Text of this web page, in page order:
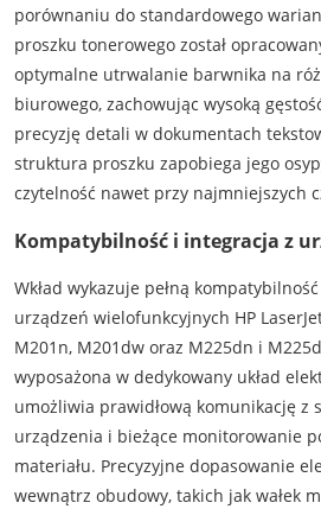
porównaniu do standardowego
proszku tonerowego został
optymalne utrwalanie barwnika na
biurowego, zachowując wysoką
precyzję detali w dokumentach
struktura proszku zapobiega jego
czytelność nawet przy najmniejszych
Kompatybilność i integracja z
Wkład wykazuje pełną
urządzeń wielofunkcyjnych HP
M201n, M201dw oraz M225dn i
wyposażona w dedykowany układ
umożliwia prawidłową komunikację z
urządzenia i bieżące monitorowanie
materiału. Precyzyjne dopasowanie
wewnątrz obudowy, takich jak wałek